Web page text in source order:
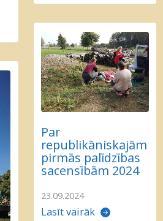
Par
republikāniskajām
pirmās palīdzības
sacensībām 2024
23.09.2024
Lasīt vairāk